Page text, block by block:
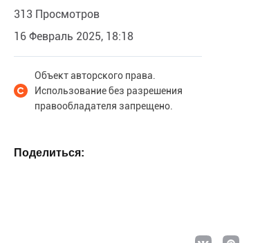
313 Просмотров
16 Февраль 2025, 18:18
Объект авторского права.
Использование без разрешения
правообладателя запрещено.
Поделиться